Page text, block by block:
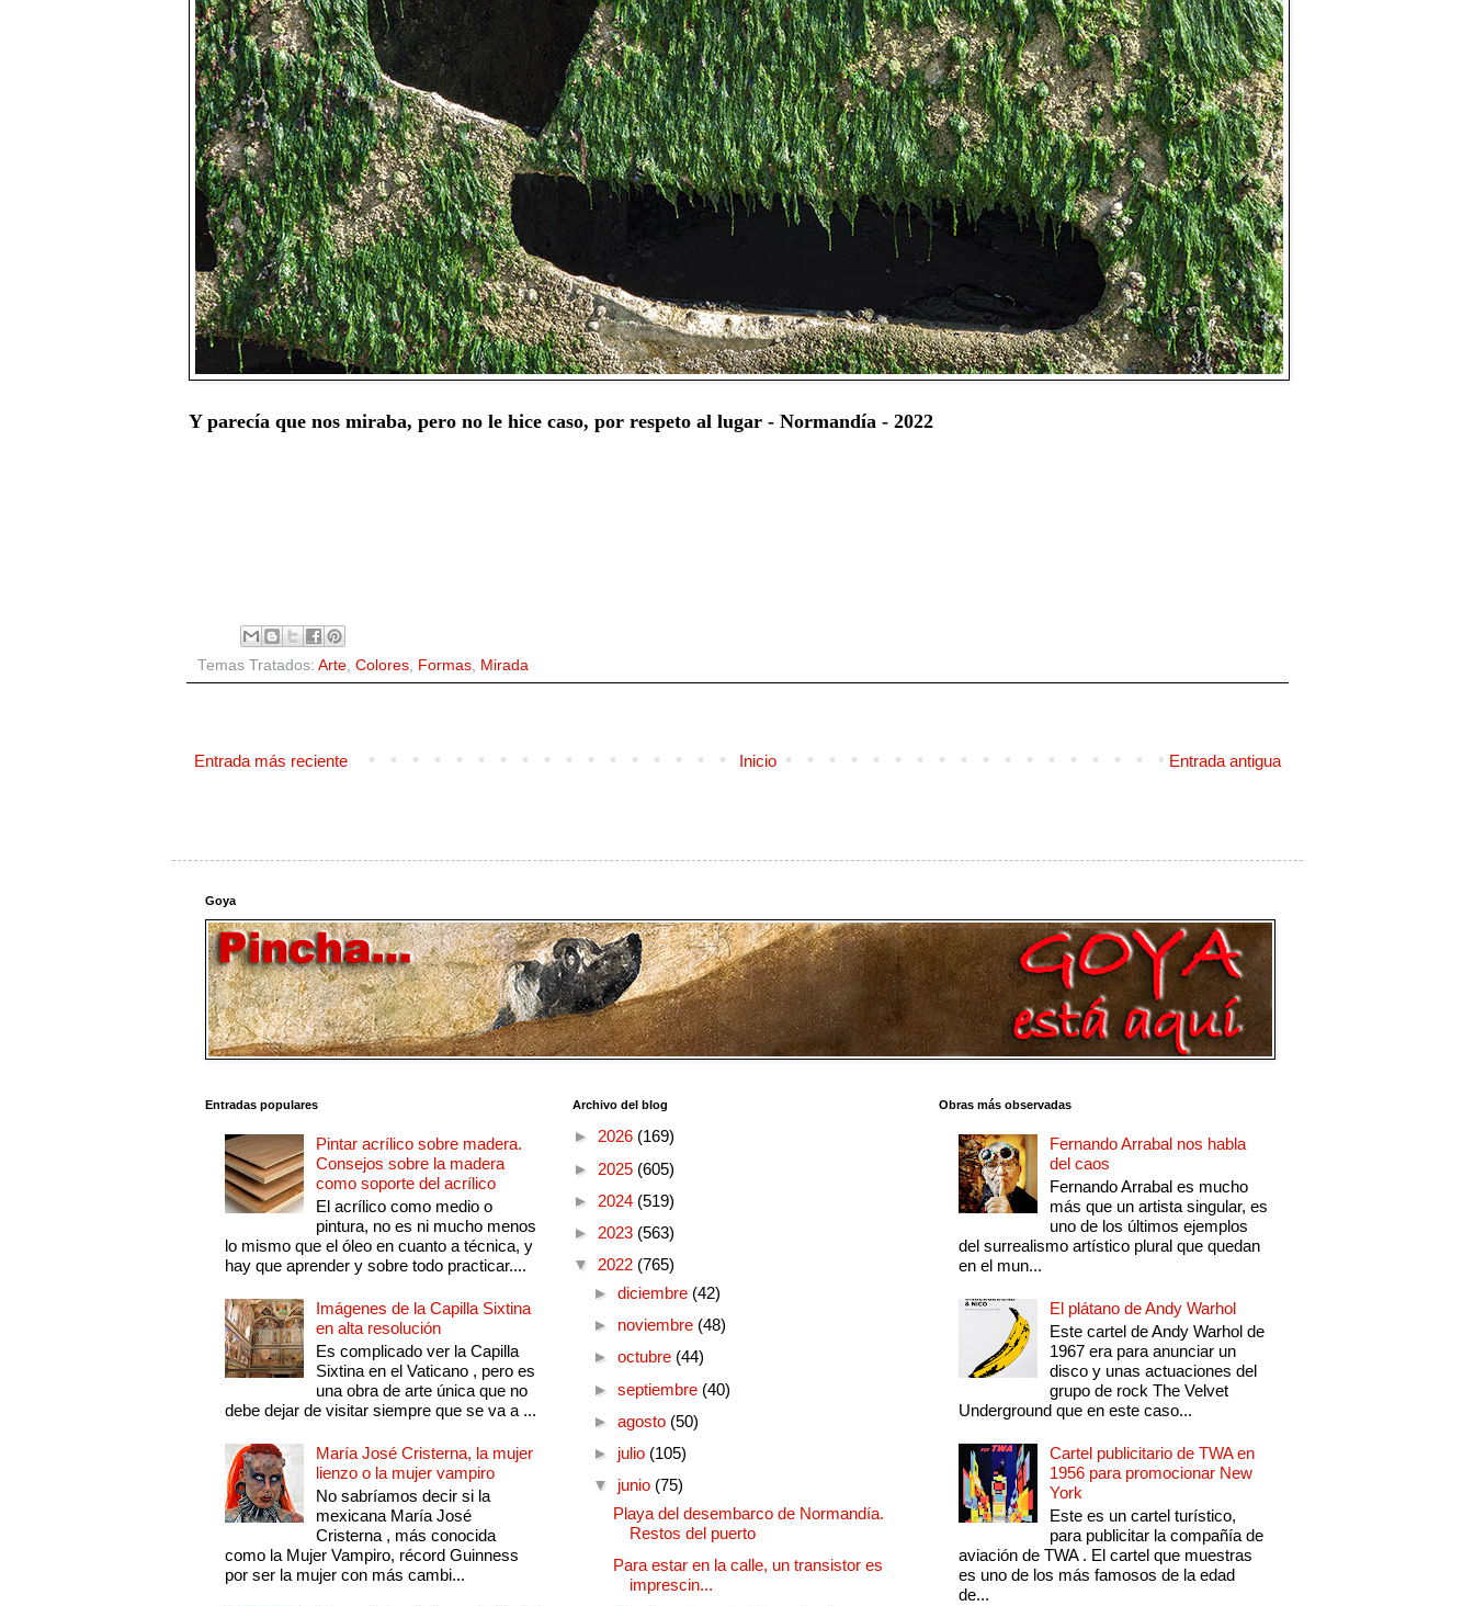
Y parecía que nos miraba, pero no le hice caso, por respeto al lugar - Normandía - 2022
Temas Tratados: Arte, Colores, Formas, Mirada
Entrada más reciente Entrada antigua
Inicio
Goya
Entradas populares
Pintar acrílico sobre madera.
Consejos sobre la madera
como soporte del acrílico
El acrílico como medio o
pintura, no es ni mucho menos
lo mismo que el óleo en cuanto a técnica, y
hay que aprender y sobre todo practicar....
Imágenes de la Capilla Sixtina
en alta resolución
Es complicado ver la Capilla
Sixtina en el Vaticano , pero es
una obra de arte única que no
debe dejar de visitar siempre que se va a ...
María José Cristerna, la mujer
lienzo o la mujer vampiro
No sabríamos decir si la
mexicana María José
Cristerna , más conocida
como la Mujer Vampiro, récord Guinness
por ser la mujer con más cambi...
Archivo del blog
► 2026 (169)
► 2025 (605)
► 2024 (519)
► 2023 (563)
▼ 2022 (765)
► diciembre (42)
► noviembre (48)
► octubre (44)
► septiembre (40)
► agosto (50)
► julio (105)
▼ junio (75)
Playa del desembarco de Normandía.
Restos del puerto
Para estar en la calle, un transistor es
imprescin...
Obras más observadas
Fernando Arrabal nos habla
del caos
Fernando Arrabal es mucho
más que un artista singular, es
uno de los últimos ejemplos
del surrealismo artístico plural que quedan
en el mun...
El plátano de Andy Warhol
Este cartel de Andy Warhol de
1967 era para anunciar un
disco y unas actuaciones del
grupo de rock The Velvet
Underground que en este caso...
Cartel publicitario de TWA en
1956 para promocionar New
York
Este es un cartel turístico,
para publicitar la compañía de
aviación de TWA . El cartel que muestras
es uno de los más famosos de la edad
de...